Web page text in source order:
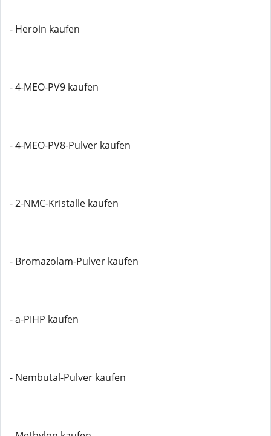
- Heroin kaufen
- 4-MEO-PV9 kaufen
- 4-MEO-PV8-Pulver kaufen
- 2-NMC-Kristalle kaufen
- Bromazolam-Pulver kaufen
- a-PIHP kaufen
- Nembutal-Pulver kaufen